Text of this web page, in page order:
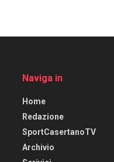
Naviga in
Home
Redazione
SportCasertanoTV
Archivio